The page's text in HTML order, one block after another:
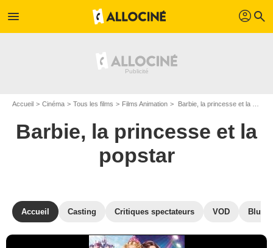
menu profil search
Accueil Cinéma Tous les films Films Animation Barbie, la princesse et la popstar de Ezekiel Norton
Barbie, la princesse et la
popstar
Accueil Casting Critiques spectateurs VOD Blu-